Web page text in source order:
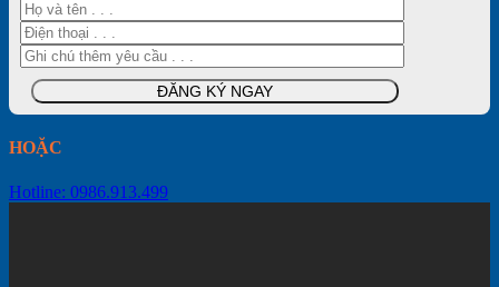
HOẶC
Hotline: 0986.913.499